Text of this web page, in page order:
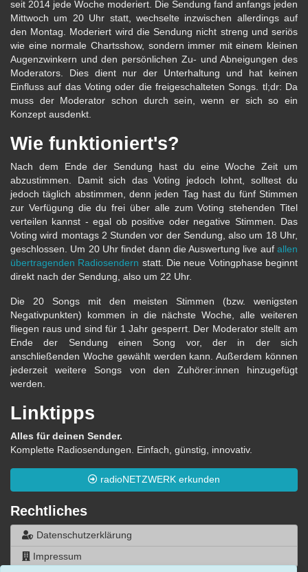
seit 2014 jede Woche moderiert. Die Sendung fand anfangs jeden
Mittwoch um 20 Uhr statt, wechselte inzwischen allerdings auf
den Montag. Moderiert wird die Sendung nicht streng und seriös
wie eine normale Chartsshow, sondern immer mit einem kleinen
Augenzwinkern und den persönlichen Zu- und Abneigungen des
Moderators. Dies dient nur der Unterhaltung und hat keinen
Einfluss auf das Voting oder die freigeschalteten Songs. tl;dr: Da
muss der Moderator schon durch sein, wenn er sich so ein
Konzept ausdenkt.
Wie funktioniert's?
Nach dem Ende der Sendung hast du eine Woche Zeit um
abzustimmen. Damit sich das Voting jedoch lohnt, solltest du
jedoch täglich abstimmen, denn jeden Tag hast du fünf Stimmen
zur Verfügung die du frei über alle zum Voting stehenden Titel
verteilen kannst - egal ob positive oder negative Stimmen. Das
Voting wird montags 2 Stunden vor der Sendung, also um 18 Uhr,
geschlossen. Um 20 Uhr findet dann die Auswertung live auf allen
übertragenden Radiosendern statt. Die neue Votingphase beginnt
direkt nach der Sendung, also um 22 Uhr.
Die 20 Songs mit den meisten Stimmen (bzw. wenigsten
Negativpunkten) kommen in die nächste Woche, alle weiteren
fliegen raus und sind für 1 Jahr gesperrt. Der Moderator stellt am
Ende der Sendung einen Song vor, der in der sich
anschließenden Woche gewählt werden kann. Außerdem können
jederzeit weitere Songs von den Zuhörer:innen hinzugefügt
werden.
Linktipps
Alles für deinen Sender.
Komplette Radiosendungen. Einfach, günstig, innovativ.
radioNETZWERK erkunden
Rechtliches
Datenschutzerklärung
Impressum